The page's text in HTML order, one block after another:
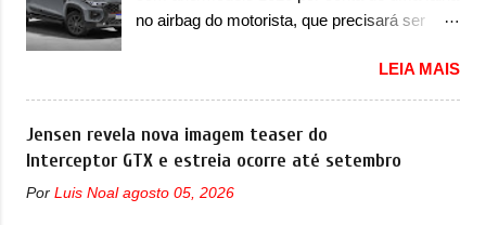
luzes ...
uma proposta similar ao que a marca
design ainda mais Mad Max – algo
característico da Rezvani. Junto com as
imagens, a marca já confirmou que o Dune
será um carro muito exclusivo. Ao todo,
serão apenas sete unidades produzidas...
no airbag do motorista, que precisará ser
24 de outubro de 2025 que envolve os
proprietários da Strada no Brasil. O chamado
envolve unidades com ano/modelo 2026 da
picape compacta e envolve todas as versões
unidades afetadas precisam retornar a uma
LEIA MAIS
Jensen revela nova imagem teaser do
Interceptor GTX e estreia ocorre até setembro
Por Luis Noal agosto 05, 2026